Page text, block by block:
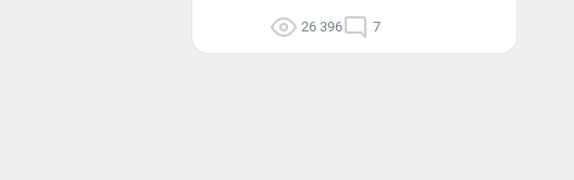
26 396 7